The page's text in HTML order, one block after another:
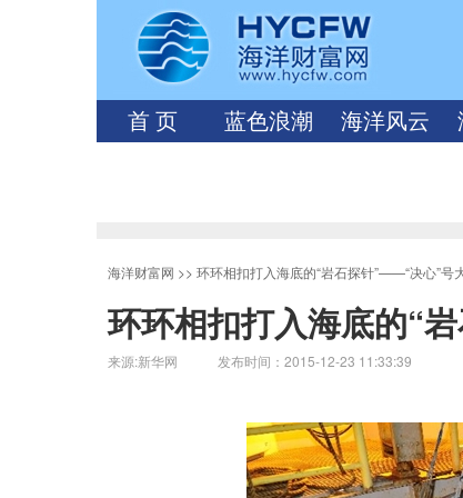
首 页 蓝色浪潮 海洋风云
海洋财富网 >> 环环相扣打入海底的“岩石探针”——“决心”号
环环相扣打入海底的“
来源:新华网 发布时间：2015-12-23 11:33:39